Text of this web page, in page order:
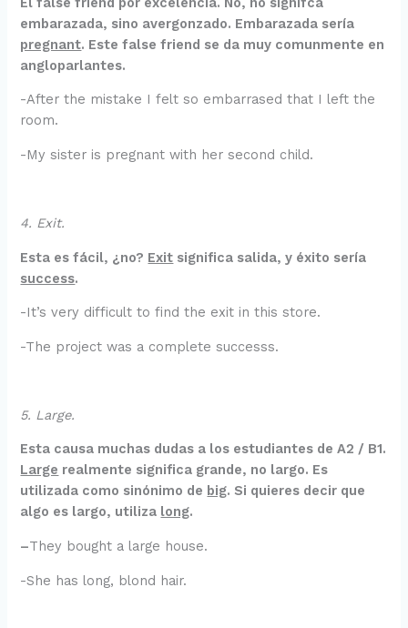
embarazada, sino avergonzado. Embarazada sería
pregnant. Este false friend se da muy comunmente en
angloparlantes.
-After the mistake I felt so embarrased that I left the
room.
-My sister is pregnant with her second child.
4. Exit.
Esta es fácil, ¿no? Exit significa salida, y éxito sería
success.
-It’s very difficult to find the exit in this store.
-The project was a complete successs.
5. Large.
Esta causa muchas dudas a los estudiantes de A2 / B1.
Large realmente significa grande, no largo. Es
utilizada como sinónimo de big. Si quieres decir que
algo es largo, utiliza long.
–They bought a large house.
-She has long, blond hair.